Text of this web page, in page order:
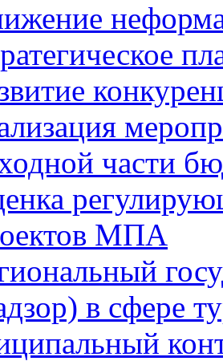
части
МПА
в сфере